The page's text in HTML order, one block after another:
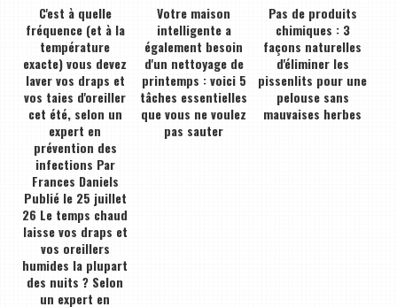
C'est à quelle
fréquence (et à la
température
exacte) vous devez
laver vos draps et
vos taies d'oreiller
cet été, selon un
expert en
prévention des
infections Par
Frances Daniels
Publié le 25 juillet
26 Le temps chaud
laisse vos draps et
vos oreillers
humides la plupart
des nuits ? Selon
un expert en
Votre maison
intelligente a
également besoin
d'un nettoyage de
printemps : voici 5
tâches essentielles
que vous ne voulez
pas sauter
Pas de produits
chimiques : 3
façons naturelles
d'éliminer les
pissenlits pour une
pelouse sans
mauvaises herbes